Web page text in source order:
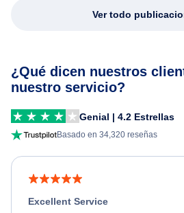
Ver todo
¿Qué dicen nuestros
nuestro servicio?
Genial | 4.2 Estrellas
Basado en 34,320 reseñas
Excellent Service